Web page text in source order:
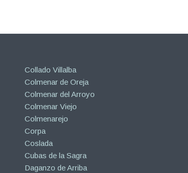
Collado Villalba
Colmenar de Oreja
Colmenar del Arroyo
Colmenar Viejo
Colmenarejo
Corpa
Coslada
Cubas de la Sagra
Daganzo de Arriba